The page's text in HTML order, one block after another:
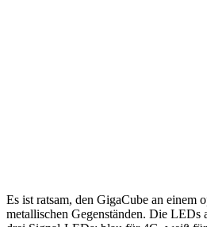
Es ist ratsam, den GigaCube an einem
metallischen Gegenständen. Die